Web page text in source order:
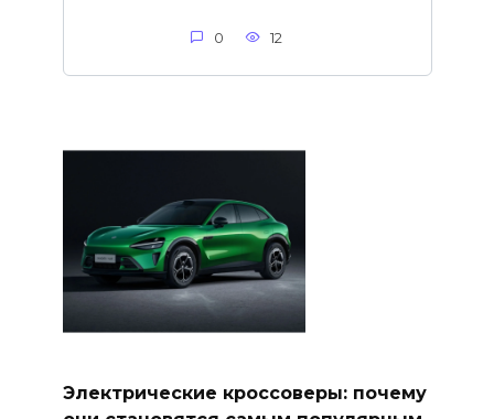
0 12
Электрические кроссоверы: почему